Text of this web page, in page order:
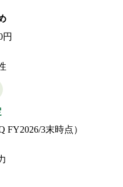
円
FY2026/3末時点）